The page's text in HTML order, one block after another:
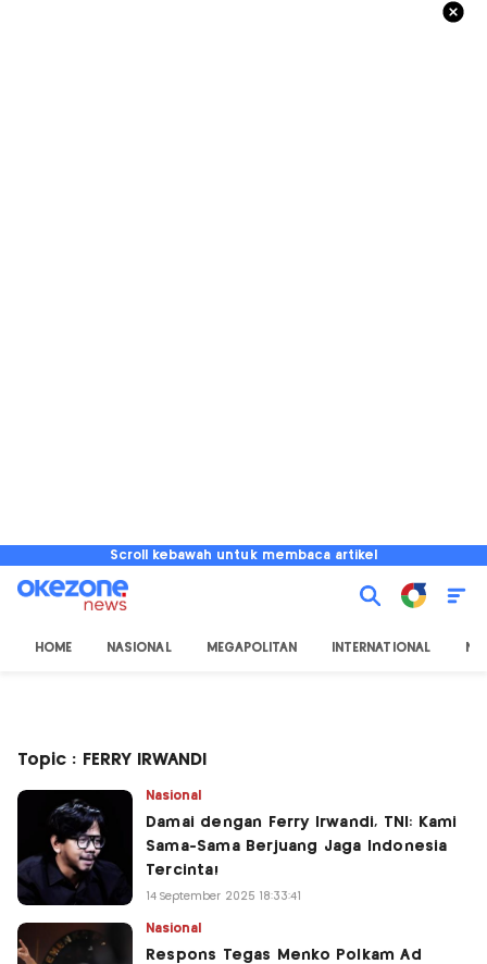
Scroll kebawah untuk membaca artikel
HOME NASIONAL MEGAPOLITAN INTERNATIONAL
Topic : FERRY IRWANDI
Nasional
Damai dengan Ferry Irwandi, TNI: Kami
Sama-Sama Berjuang Jaga Indonesia
Tercinta!
14 September 2025 18:33:41
Nasional
Respons Tegas Menko Polkam Ad